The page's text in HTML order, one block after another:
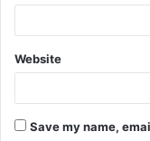
Website
Save my name,